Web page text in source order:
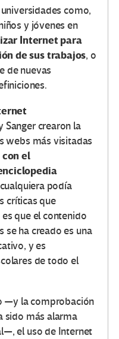
como,
y jóvenes en
Internet para
de sus trabajos, o
de nuevas
Sanger crearon la
webs más visitadas
el
podía
críticas que
que el contenido
se ha creado es una
y es
de todo el
—y la comprobación
sido más alarma
el uso de Internet